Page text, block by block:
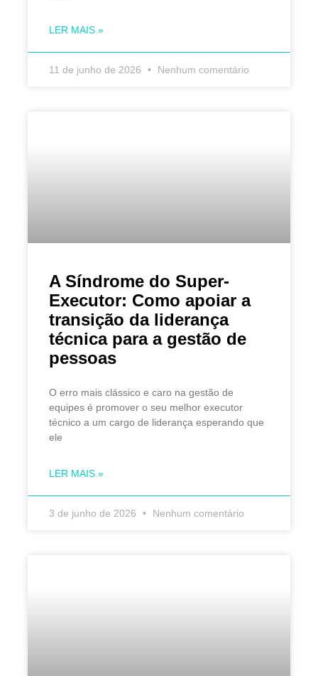
LER MAIS »
11 de junho de 2026 Nenhum comentário
A Síndrome do Super-
Executor: Como apoiar a
transição da liderança
técnica para a gestão de
pessoas
O erro mais clássico e caro na gestão de
equipes é promover o seu melhor executor
técnico a um cargo de liderança esperando que
ele
LER MAIS »
3 de junho de 2026 Nenhum comentário